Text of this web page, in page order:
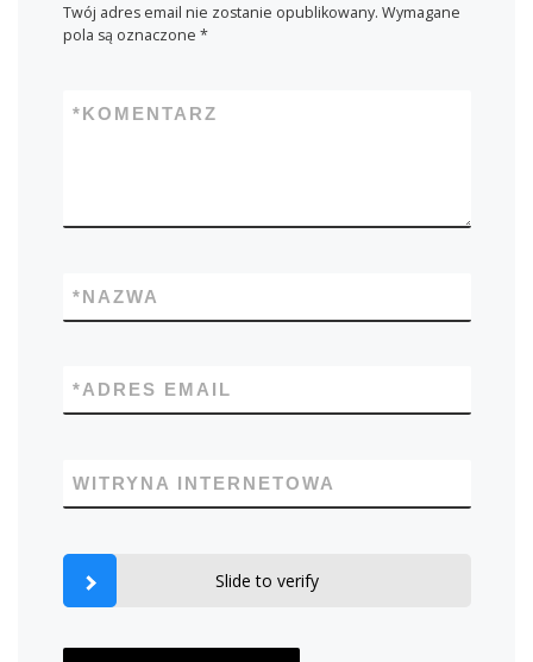
Twój adres email nie zostanie opublikowany. Wymagane
pola są oznaczone *
KOMENTARZ
*
NAZWA
*
ADRES EMAIL
*
WITRYNA INTERNETOWA
Slide to verify